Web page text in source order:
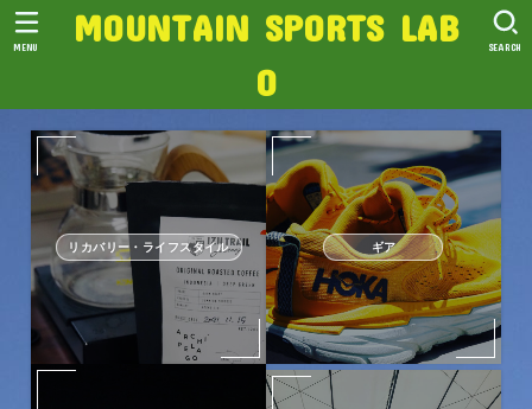
MOUNTAIN SPORTS LAB
O
SEARCH
MENU
リカバリー・ライフスタイル ギア